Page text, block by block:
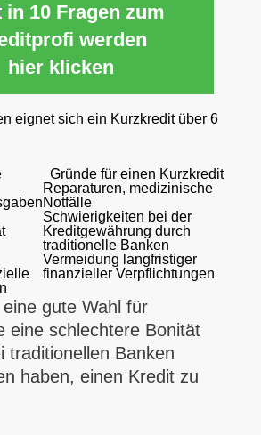
in 10 Fragen zum
werden
hier klicken
eignet sich ein Kurzkredit über 6
Gründe für einen Kurzkredit
Reparaturen, medizinische
Notfälle
Schwierigkeiten bei der
Kreditgewährung durch
traditionelle Banken
Vermeidung langfristiger
finanzieller Verpflichtungen
gute Wahl für
eine schlechtere Bonität
traditionellen Banken
haben, einen Kredit zu